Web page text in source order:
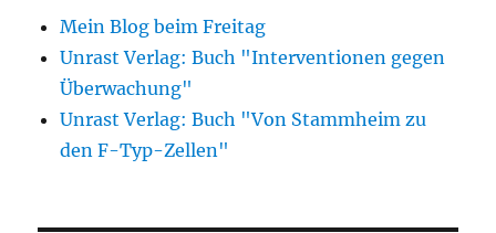
Mein Blog beim Freitag
Unrast Verlag: Buch "Interventionen gegen
Überwachung"
Unrast Verlag: Buch "Von Stammheim zu
den F-Typ-Zellen"